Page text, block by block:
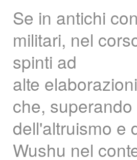
Se in antichi
militari, nel
spinti ad
alte
che,
dell'altruismo e
Wushu nel